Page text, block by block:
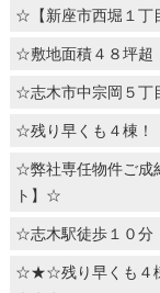
☆【新座市西堀１
☆敷地面積４８坪
☆志木市中宗岡５
☆残り早くも４棟
☆弊社専任物件ご成
ト】☆
☆志木駅徒歩１０
☆★☆残り早くも４